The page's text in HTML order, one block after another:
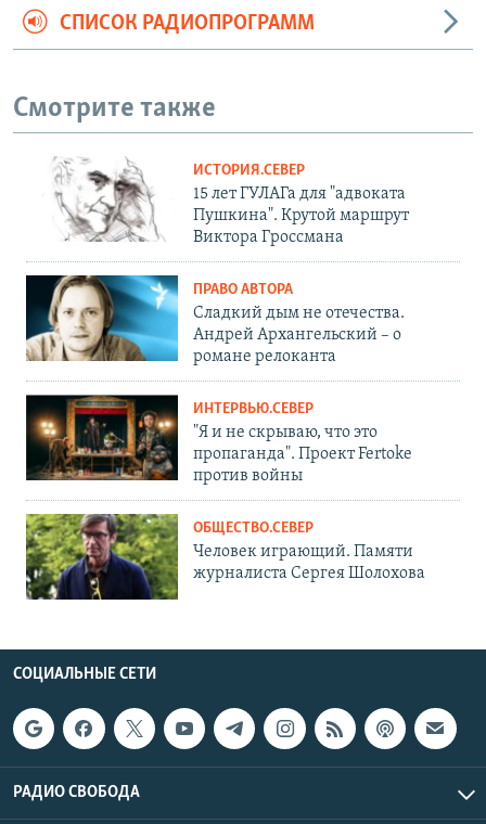
СПИСОК РАДИОПРОГРАММ
Смотрите также
ИСТОРИЯ.СЕВЕР
15 лет ГУЛАГа для "адвоката
Пушкина". Крутой маршрут
Виктора Гроссмана
ПРАВО АВТОРА
Сладкий дым не отечества.
Андрей Архангельский – о
романе релоканта
ИНТЕРВЬЮ.СЕВЕР
"Я и не скрываю, что это
пропаганда". Проект Fertoke
против войны
ОБЩЕСТВО.СЕВЕР
Человек играющий. Памяти
журналиста Сергея Шолохова
СОЦИАЛЬНЫЕ СЕТИ
РАДИО СВОБОДА